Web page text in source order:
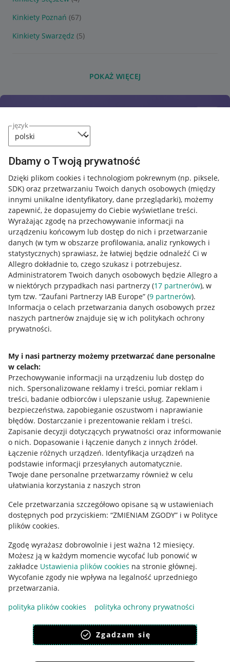
język
Dbamy o Twoją prywatność
Dzięki plikom cookies i technologiom pokrewnym (np. piksele,
SDK) oraz przetwarzaniu Twoich danych osobowych (między
innymi unikalne identyfikatory, dane przeglądarki), możemy
zapewnić, że dopasujemy do Ciebie wyświetlane treści.
Wyrażając zgodę na przechowywanie informacji na
urządzeniu końcowym lub dostęp do nich i przetwarzanie
danych (w tym w obszarze profilowania, analiz rynkowych i
statystycznych) sprawiasz, że łatwiej będzie odnaleźć Ci w
Allegro dokładnie to, czego szukasz i potrzebujesz.
Administratorem Twoich danych osobowych będzie Allegro a
w niektórych przypadkach nasi partnerzy (17 partnerów), w
tym tzw. “Zaufani Partnerzy IAB Europe” (9 partnerów).
Informacja o celach przetwarzania danych osobowych przez
naszych partnerów znajduje się w ich politykach ochrony
prywatności.
My i nasi partnerzy możemy przetwarzać dane personalne
w celach:
Przechowywanie informacji na urządzeniu lub dostęp do
nich. Spersonalizowane reklamy i treści, pomiar reklam i
treści, badanie odbiorców i ulepszanie usług. Zapewnienie
bezpieczeństwa, zapobieganie oszustwom i naprawianie
błędów. Dostarczanie i prezentowanie reklam i treści.
Zapisanie decyzji dotyczących prywatności oraz informowanie
o nich. Dopasowanie i łączenie danych z innych źródeł.
Łączenie różnych urządzeń. Identyfikacja urządzeń na
podstawie informacji przesyłanych automatycznie.
Twoje dane personalne przetwarzamy również w celu
ułatwiania korzystania z naszych stron
Cele przetwarzania szczegółowo opisane są w ustawieniach
dostępnych pod przyciskiem: “ZMIENIAM ZGODY” i w Polityce
plików cookies.
Zgodę wyrażasz dobrowolnie i jest ważna 12 miesięcy.
Możesz ją w każdym momencie wycofać lub ponowić w
zakładce Ustawienia plików cookies na stronie głównej.
Wycofanie zgody nie wpływa na legalność uprzedniego
przetwarzania.
polityka plików cookies
polityka ochrony prywatności
Zgadzam się
Kinkiety Poznań (67)
Kinkiety Swarzędz (5)
POKAŻ WIĘCEJ
Nawigacja
Przydatne informacje
Jak to działa
Allegro Gadane dla sprzedających
Allegro Gadane dla kupujących
Mapa miejscowości
Informacje prawne
Regulamin
Polityka plików "cookies"
Ustawienia plików "cookies"
Udostępnianie lokalizacji
Informacje dla Aktu o Usługach Cyfrowych
Pobierz aplikację